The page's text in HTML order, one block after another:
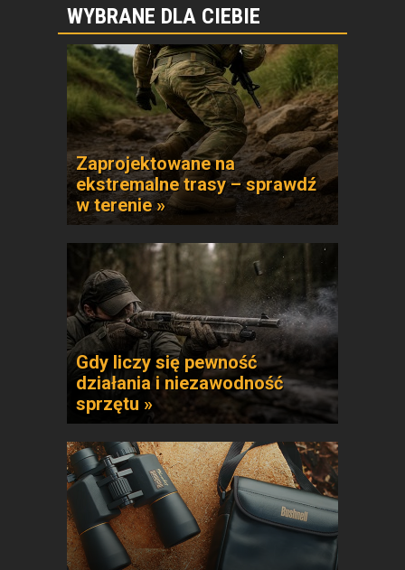
WYBRANE DLA CIEBIE
Zaprojektowane na
ekstremalne trasy – sprawdź
w terenie »
Gdy liczy się pewność
działania i niezawodność
sprzętu »